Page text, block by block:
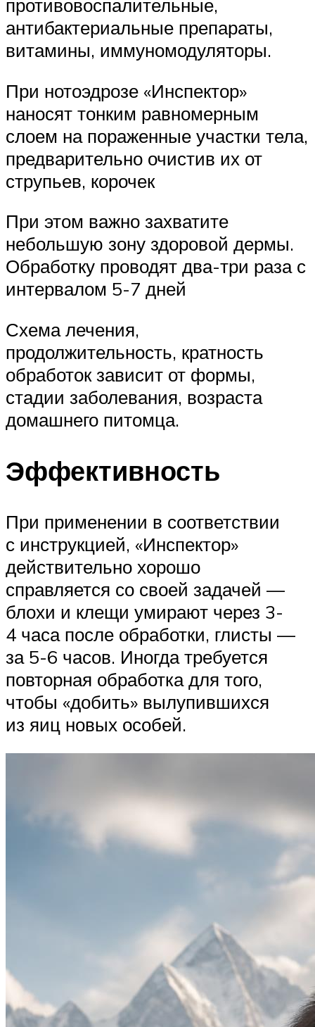
противовоспалительные,
антибактериальные препараты,
витамины, иммуномодуляторы.
При нотоэдрозе «Инспектор»
наносят тонким равномерным
слоем на пораженные участки тела,
предварительно очистив их от
струпьев, корочек
При этом важно захватите
небольшую зону здоровой дермы.
Обработку проводят два-три раза с
интервалом 5-7 дней
Схема лечения,
продолжительность, кратность
обработок зависит от формы,
стадии заболевания, возраста
домашнего питомца.
Эффективность
При применении в соответствии
с инструкцией, «Инспектор»
действительно хорошо
справляется со своей задачей —
блохи и клещи умирают через 3-
4 часа после обработки, глисты —
за 5-6 часов. Иногда требуется
повторная обработка для того,
чтобы «добить» вылупившихся
из яиц новых особей.